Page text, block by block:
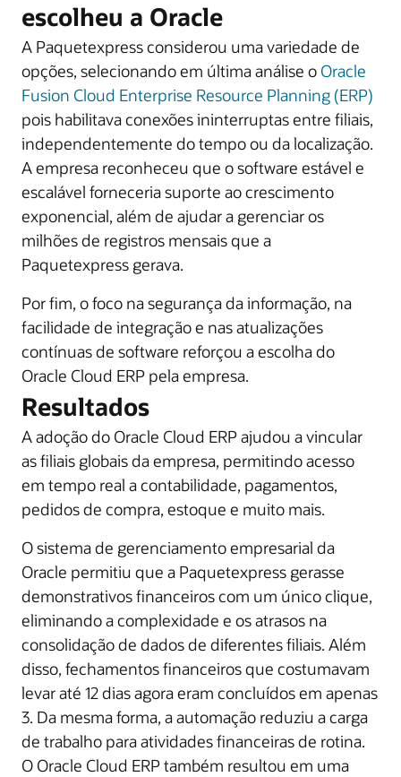
escolheu a Oracle
A Paquetexpress considerou uma variedade de
opções, selecionando em última análise o Oracle
Fusion Cloud Enterprise Resource Planning (ERP)
pois habilitava conexões ininterruptas entre filiais,
independentemente do tempo ou da localização.
A empresa reconheceu que o software estável e
escalável forneceria suporte ao crescimento
exponencial, além de ajudar a gerenciar os
milhões de registros mensais que a
Paquetexpress gerava.
Por fim, o foco na segurança da informação, na
facilidade de integração e nas atualizações
contínuas de software reforçou a escolha do
Oracle Cloud ERP pela empresa.
Resultados
A adoção do Oracle Cloud ERP ajudou a vincular
as filiais globais da empresa, permitindo acesso
em tempo real a contabilidade, pagamentos,
pedidos de compra, estoque e muito mais.
O sistema de gerenciamento empresarial da
Oracle permitiu que a Paquetexpress gerasse
demonstrativos financeiros com um único clique,
eliminando a complexidade e os atrasos na
consolidação de dados de diferentes filiais. Além
disso, fechamentos financeiros que costumavam
levar até 12 dias agora eram concluídos em apenas
3. Da mesma forma, a automação reduziu a carga
de trabalho para atividades financeiras de rotina.
O Oracle Cloud ERP também resultou em uma